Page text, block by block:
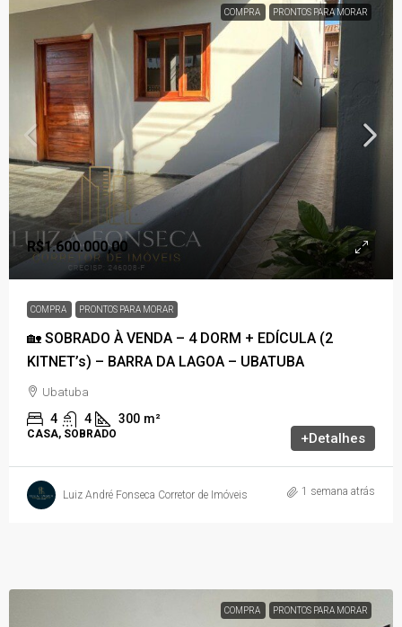
COMPRA PRONTOS PARA MORAR
R$1.600.000,00
COMPRA PRONTOS PARA MORAR
🏡 SOBRADO À VENDA – 4 DORM + EDÍCULA (2
KITNET’s) – BARRA DA LAGOA – UBATUBA
Ubatuba
4 4 300 m²
CASA, SOBRADO +Detalhes
Luiz André Fonseca Corretor de Imóveis 1 semana atrás
COMPRA PRONTOS PARA MORAR